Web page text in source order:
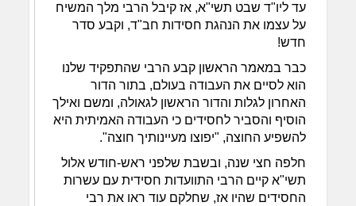
עד ליו"ד שבט תשי"א, אז קיבל הרבי מלך המשיח
על עצמו את הנהגת חסידות חב"ד, וקבע סדר
חדש!
כבר במאמר הראשון קבע הרבי שהתפקיד שלנו
הוא לסיים את העבודה בעולם, בתור הדור
האחרון לגלות והדור הראשון לגאולה, ומשם ואילך
הוסיף והסביר לחסידים כי העבודה האמיתית היא
להשפיע החוצה, "יפוצו מעיינותיך חוצה".
חלפה חצי שנה, ובשבת שלפני ראש-חודש אלול
תשי"א קיים הרבי התוועדות חסידית עם עשרות
החסידים שהיו אז, שחלקם עוד ראו את רבי